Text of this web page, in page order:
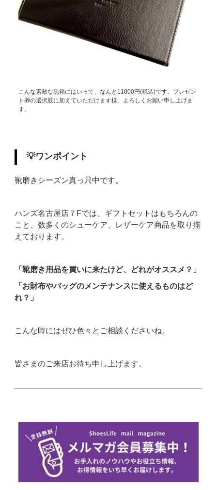
こんな素敵な黒箱にはいって、なんと11000円(税込)です。プレゼン
ト🎁の選択肢に加えていただけます様、よろしくお願い申し上げま
す。
💡ワンポイント
靴磨きシーズン真っ只中です。
ハンズ名古屋店７Fでは、ギフトセットはもちろんの
こと、数多くのシューケア、レザーケア商品を取り揃
えております。
「靴磨き用品を買いに来たけど、どれがオススメ？」
「お財布やバッグのメンテナンスに使えるものはど
れ？」
こんな時にはぜひ色々とご相談くださいね。
皆さまのご来店お待ち申し上げます。